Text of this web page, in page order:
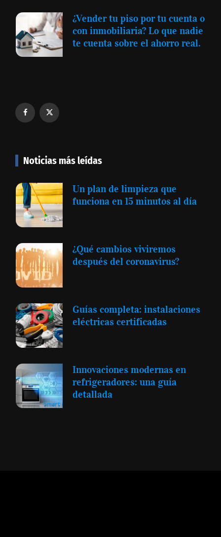
¿Vender tu piso por tu cuenta o
con inmobiliaria? Lo que nadie
te cuenta sobre el ahorro real.
Noticias más leídas
Un plan de limpieza que
funciona en 15 minutos al día
¿Qué cambios viviremos
después del coronavirus?
Guías completa: instalaciones
eléctricas certificadas
Innovaciones modernas en
refrigeradores: una guía
detallada